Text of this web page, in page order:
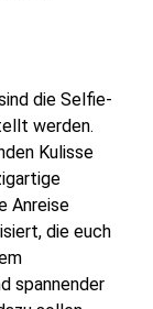
die Selfie-
werden.
Kulisse
Anreise
die euch
spannender